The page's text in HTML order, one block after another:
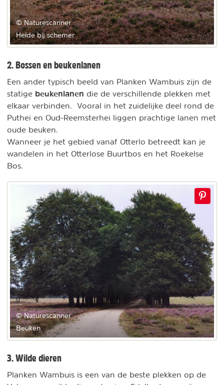
© Naturescanner
Heide bij schemer
2. Bossen en beukenlanen
Een ander typisch beeld van Planken Wambuis zijn de
statige beukenlanen die de verschillende plekken met
elkaar verbinden. Vooral in het zuidelijke deel rond de
Puthei en Oud-Reemsterhei liggen prachtige lanen met
oude beuken.
Wanneer je het gebied vanaf Otterlo betreedt kan je
wandelen in het Otterlose Buurtbos en het Roekelse
Bos.
© Naturescanner
Beuken
3. Wilde dieren
Planken Wambuis is een van de beste plekken op de